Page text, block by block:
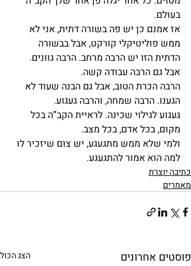
בעולם.
אז אמנם כן יש פה בשורה דתית, אני לא
ממש פוליטיקלי קורקט, אבל בבשורה
הדתית הזו יש הרבה מרחב. הרבה גוונים.
אבל גם הרבה עבודה קשה.
הרבה הכרת הטוב, אבל גם הבנה שעוד לא
הגענו. הרבה שמחה, והרבה געגוע.
געגוע לגילוי שכינה. לראיית הקב”ה בכל
מקום, בכל אדם, בכל מצב.
ולמי שלא ממש מתגעגע, יש צום שיזכיר לו
למה הוא אמור להתגעגע.
כתיבה יוצרת
מאמרים
פוסטים אחרונים הצג הכול